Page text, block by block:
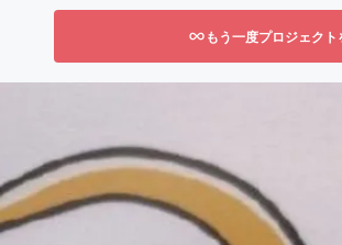
もう一度プロジェク